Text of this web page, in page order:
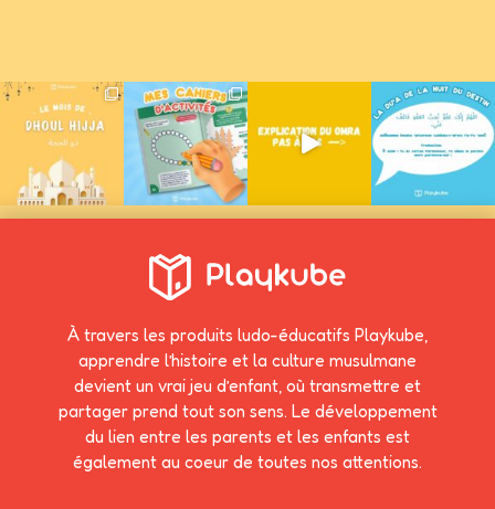
À travers les produits ludo-éducatifs Playkube,
apprendre l’histoire et la culture musulmane
devient un vrai jeu d’enfant, où transmettre et
partager prend tout son sens. Le développement
du lien entre les parents et les enfants est
également au coeur de toutes nos attentions.